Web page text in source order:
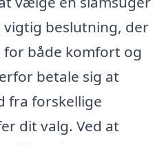
vigtig beslutning, der
både komfort og
betale sig at
fra forskellige
dit valg. Ved at